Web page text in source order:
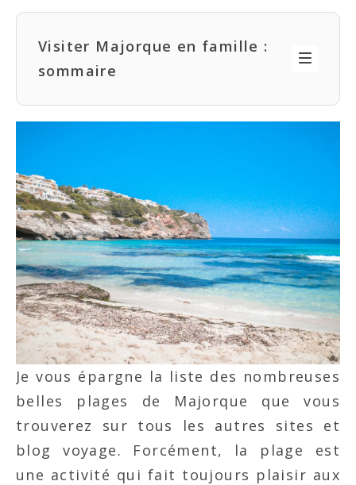
Visiter Majorque en famille :
sommaire
Je vous épargne la liste des nombreuses
belles plages de Majorque que vous
trouverez sur tous les autres sites et
blog voyage. Forcément, la plage est
une activité qui fait toujours plaisir aux